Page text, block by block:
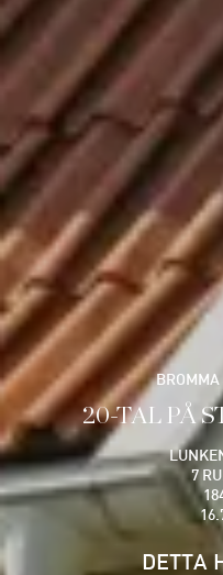
BROMMA
20-TAL PÅ
7
DETTA